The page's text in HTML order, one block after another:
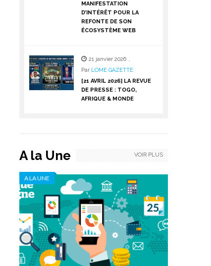
MANIFESTATION
D’INTÉRÊT POUR LA
REFONTE DE SON
ÉCOSYSTÈME WEB
21 janvier 2026 ,
Par LOME GAZETTE
[21 AVRIL 2026] LA REVUE
DE PRESSE : TOGO,
AFRIQUE & MONDE
A la Une
A LA UNE
VOIR PLUS